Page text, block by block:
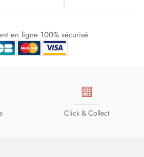
en ligne 100% sécurisé
Click & Collect